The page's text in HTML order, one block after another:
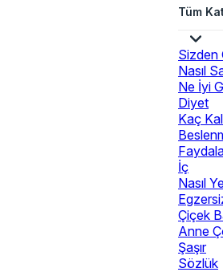
Tüm
Sizden
Nasıl
Ne İyi
Diyet
Kaç
İç
Nasıl
Çiçek
Anne
Şaşır
Sözlük